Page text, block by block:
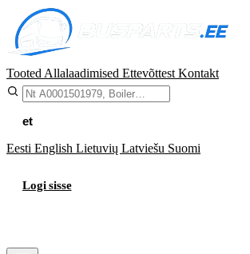
Tooted Allalaadimised Ettevõttest Kontakt
et
Eesti English Lietuvių Latviešu Suomi
Logi sisse